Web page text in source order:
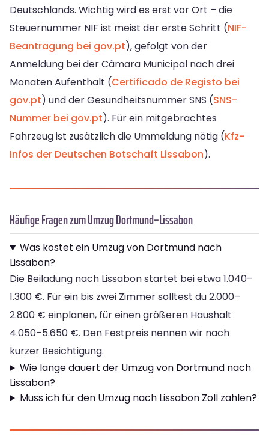
Deutschlands. Wichtig wird es erst vor Ort – die
Steuernummer NIF ist meist der erste Schritt (NIF-
Beantragung bei gov.pt), gefolgt von der
Anmeldung bei der Câmara Municipal nach drei
Monaten Aufenthalt (Certificado de Registo bei
gov.pt) und der Gesundheitsnummer SNS (SNS-
Nummer bei gov.pt). Für ein mitgebrachtes
Fahrzeug ist zusätzlich die Ummeldung nötig (Kfz-
Infos der Deutschen Botschaft Lissabon).
Häufige Fragen zum Umzug Dortmund–Lissabon
Was kostet ein Umzug von Dortmund nach
Lissabon?
Die Beiladung nach Lissabon startet bei etwa 1.040–
1.300 €. Für ein bis zwei Zimmer solltest du 2.000–
2.800 € einplanen, für einen größeren Haushalt
4.050–5.650 €. Den Festpreis nennen wir nach
kurzer Besichtigung.
Wie lange dauert der Umzug von Dortmund nach
Lissabon?
Muss ich für den Umzug nach Lissabon Zoll zahlen?